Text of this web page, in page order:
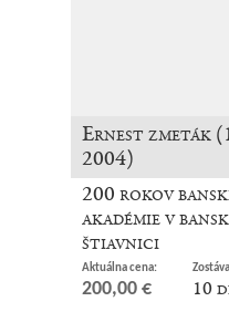
Ernest zmeták
2004)
200 rokov
akadémie v
štiavnici
Aktuálna cena:
200,00 € 10